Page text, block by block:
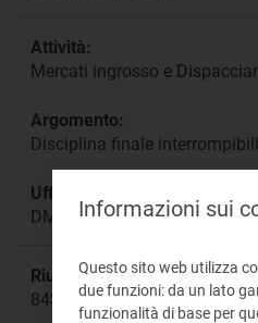
Attività:
Mercati ingrosso e
Argomento:
Disciplina finale
Ufficio responsabile:
DMEG Direzione Mercati
Riunione:
843
Informazioni sui
Questo sito web utilizza
due funzioni: da un lato
funzionalità di base per